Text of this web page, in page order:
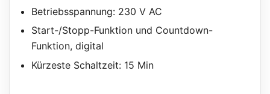
Betriebsspannung: 230 V AC
Start-/Stopp-Funktion und Countdown-
Funktion, digital
Kürzeste Schaltzeit: 15 Min